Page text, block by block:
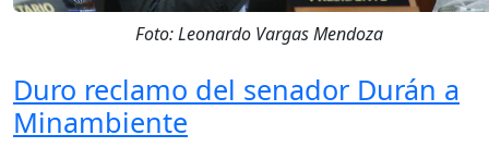
Foto: Leonardo Vargas Mendoza
Duro reclamo del senador Durán a
Minambiente